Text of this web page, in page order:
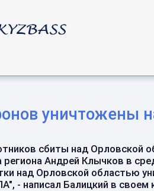
уничтожены
сбиты над Орловской
Андрей Клычков в
над Орловской областью
- написал Балицкий в своем